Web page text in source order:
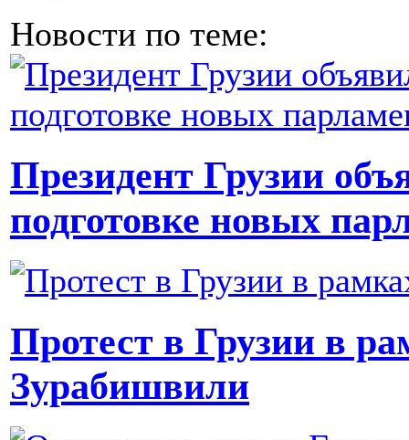
Новости по теме:
Президент Грузии
подготовке новых
Протест в Грузии в
Зурабишвили